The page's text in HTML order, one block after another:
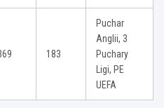
183
Puchar
Anglii, 3
Puchary
Ligi, PE
UEFA